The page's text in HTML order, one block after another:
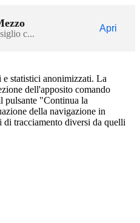
c...
Apri
statistici anonimizzati. La
dell'apposito comando
pulsante "Continua la
della navigazione in
di tracciamento diversi da quelli